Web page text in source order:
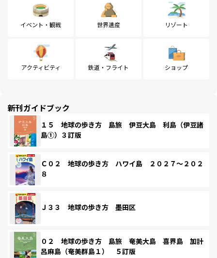
イベント・観戦 世界遺産 リゾート
アクティビティ 鉄道・フライト ショップ
新刊ガイドブック
１５ 地球の歩き方 島旅 伊豆大島 利島（伊豆諸
島①）３訂版
Ｃ０２ 地球の歩き方 ハワイ島 ２０２７～２０２
８
Ｊ３３ 地球の歩き方 墨田区
０２ 地球の歩き方 島旅 奄美大島 喜界島 加計
呂麻島（奄美群島１） ５訂版